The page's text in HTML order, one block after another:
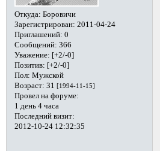
Откуда: Боровичи
Зарегистрирован: 2011-04-24
Приглашений: 0
Сообщений: 366
Уважение: [+2/-0]
Позитив: [+2/-0]
Пол: Мужской
Возраст: 31 [1994-11-15]
Провел на форуме:
1 день 4 часа
Последний визит:
2012-10-24 12:32:35